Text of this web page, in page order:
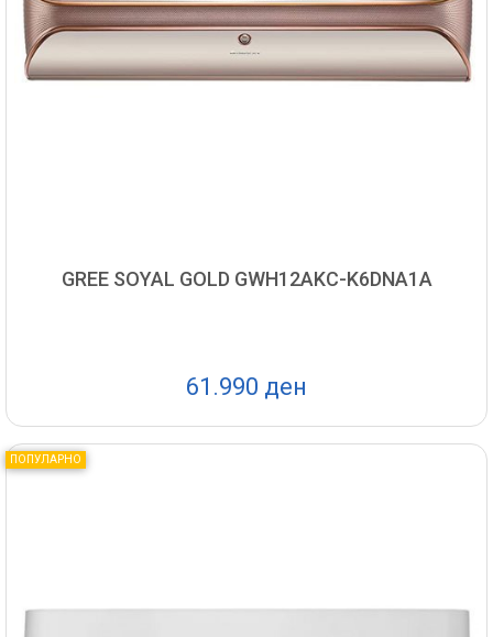
GREE SOYAL GOLD GWH12AKC-K6DNA1A
61.990 ден
ПОПУЛАРНО